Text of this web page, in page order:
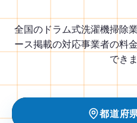
全国のドラム式洗濯機掃除
ース掲載の対応事業者の料
でき
都道府